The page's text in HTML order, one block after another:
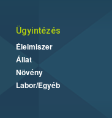
Ügyintézés
Élelmiszer
Állat
Növény
Labor/Egyéb